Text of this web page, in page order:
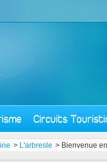
Circuits
> L'arbresle > Bienvenue